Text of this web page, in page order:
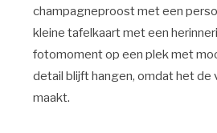
champagneproost met een
kleine tafelkaart met een
fotomoment op een plek met
detail blijft hangen, omdat het de
maakt.